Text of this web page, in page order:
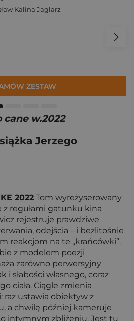
Kalina Jaglarz
ZESTAW
cane w.2022
Jerzego
2022 Tom wyreżyserowany
z regułami gatunku kina
rejestruje prawdziwe
odejścia – i bezlitośnie
reakcjom na te „krańcówki”.
z modelem poezji
zarówno perwersyjny
i słabości własnego, coraz
ciała. Ciągle zmienia
raz ustawia obiektyw z
a chwilę później kameruje
intymnym zbliżeniu. Jest tu